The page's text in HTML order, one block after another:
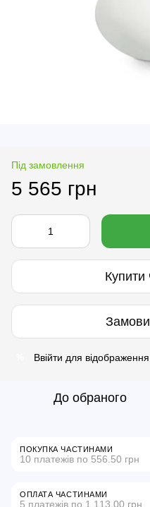
Під замовлення
5 565 грн
Купити
Ввійти для
До обраного
ПОКУПКА ЧАСТИНАМИ
10 платежів по 556.50 грн
ОПЛАТА ЧАСТИНАМИ
5 платежів по 1 113.00 грн